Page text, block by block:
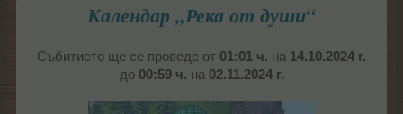
Календар „Река от души“
Събитието ще се проведе от 01:01 ч. на 14.10.2024 г.
до00:59 ч. на 02.11.2024г.